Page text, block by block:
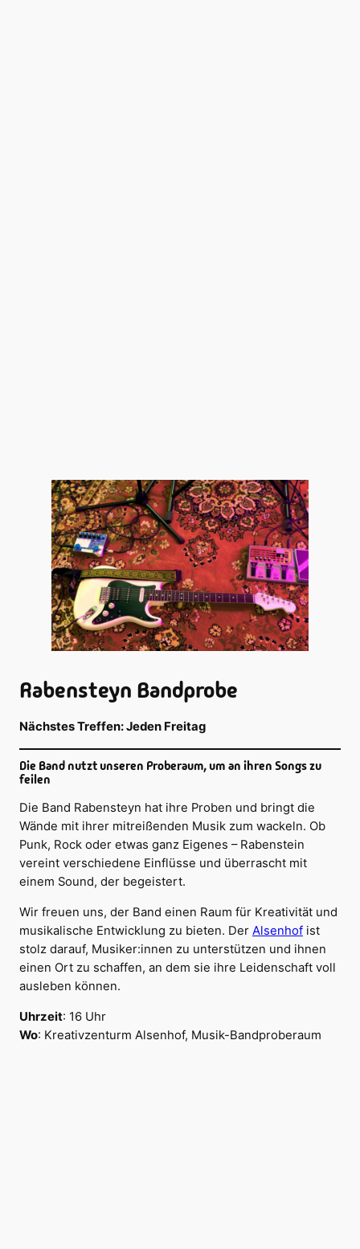
Rabensteyn Bandprobe
Nächstes Treffen: Jeden Freitag
Die Band nutzt unseren Proberaum, um an ihren Songs zu
feilen
Die Band Rabensteyn hat ihre Proben und bringt die
Wände mit ihrer mitreißenden Musik zum wackeln. Ob
Punk, Rock oder etwas ganz Eigenes – Rabenstein
vereint verschiedene Einflüsse und überrascht mit
einem Sound, der begeistert.
Wir freuen uns, der Band einen Raum für Kreativität und
musikalische Entwicklung zu bieten. Der Alsenhof ist
stolz darauf, Musiker:innen zu unterstützen und ihnen
einen Ort zu schaffen, an dem sie ihre Leidenschaft voll
ausleben können.
Uhrzeit: 16 Uhr
Wo: Kreativzenturm Alsenhof, Musik-Bandproberaum